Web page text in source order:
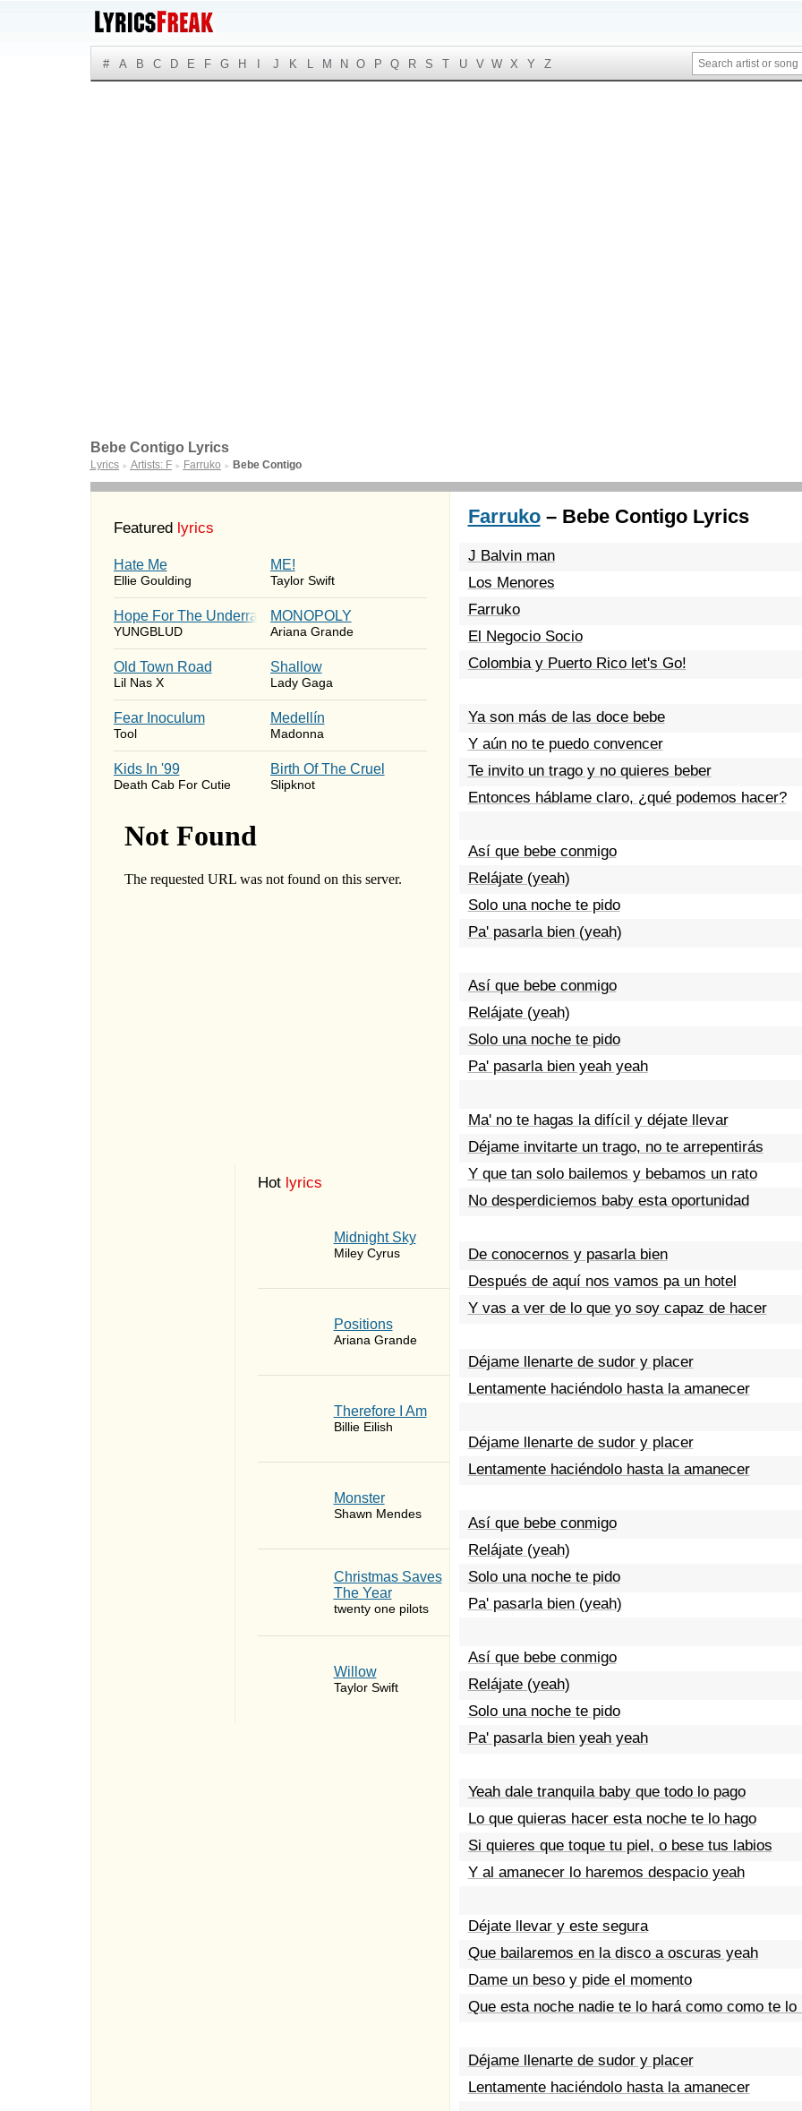
# A B C D E F G H J K L M N O P Q R S T U V W X Y Z
Bebe Contigo Lyrics
Lyrics ► Artists: F ► Farruko ► Bebe Contigo
Featured lyrics
Hate Me
Ellie Goulding
ME!
Taylor Swift
Hope For The Underrated Youth
YUNGBLUD
MONOPOLY
Ariana Grande
Old Town Road
Lil Nas X
Shallow
Lady Gaga
Fear Inoculum
Tool
Medellín
Madonna
Kids In '99
Death Cab For Cutie
Birth Of The Cruel
Slipknot
Hot lyrics
Midnight Sky
Miley Cyrus
​Positions
Ariana Grande
Therefore I Am
Billie Eilish
Monster
Shawn Mendes
Christmas Saves
The Year
twenty one pilots
Willow
Taylor Swift
Farruko– Bebe Contigo Lyrics
J Balvin man
Los Menores
Farruko
El Negocio Socio
Colombia y Puerto Rico let's Go!
Ya son más de las doce bebe
Y aún no te puedo convencer
Te invito un trago y no quieres beber
Entonces háblame claro, ¿qué podemos hacer?
Así que bebe conmigo
Relájate (yeah)
Solo una noche te pido
Pa' pasarla bien (yeah)
Así que bebe conmigo
Relájate (yeah)
Solo una noche te pido
Pa' pasarla bien yeah yeah
Ma' no te hagas la difícil y déjate llevar
Déjame invitarte un trago, no te arrepentirás
Y que tan solo bailemos y bebamos un rato
No desperdiciemos baby esta oportunidad
De conocernos y pasarla bien
Después de aquí nos vamos pa un hotel
Y vas a ver de lo que yo soy capaz de hacer
Déjame llenarte de sudor y placer
Lentamente haciéndolo hasta la amanecer
Déjame llenarte de sudor y placer
Lentamente haciéndolo hasta la amanecer
Así que bebe conmigo
Relájate (yeah)
Solo una noche te pido
Pa' pasarla bien (yeah)
Así que bebe conmigo
Relájate (yeah)
Solo una noche te pido
Pa' pasarla bien yeah yeah
Yeah dale tranquila baby que todo lo pago
Lo que quieras hacer esta noche te lo hago
Si quieres que toque tu piel, o bese tus labios
Y al amanecer lo haremos despacio yeah
Déjate llevar y este segura
Que bailaremos en la disco a oscuras yeah
Dame un beso y pide el momento
Que esta noche nadie te lo hará como como te lo
Déjame llenarte de sudor y placer
Lentamente haciéndolo hasta la amanecer